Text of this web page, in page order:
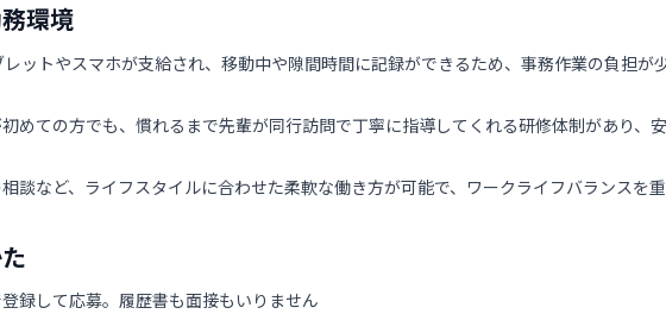
環境
ットやスマホが支給され、移動中や隙間時間に記録ができるため、事務作業の負担が
めての方でも、慣れるまで先輩が同行訪問で丁寧に指導してくれる研修体制があり、
談など、ライフスタイルに合わせた柔軟な働き方が可能で、ワークライフバランスを
録して応募。履歴書も面接もいりません